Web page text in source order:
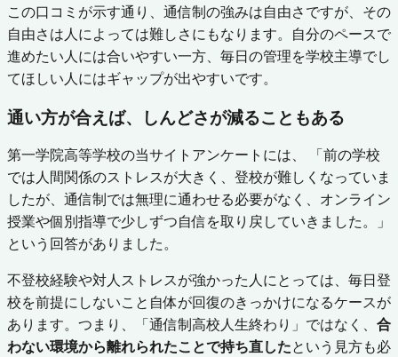
この口コミが示す通り、通信制の強みは自由さですが、その
自由さは人によっては難しさにもなります。自分のペースで
進めたい人には合いやすい一方、毎日の管理を学校主導でし
てほしい人にはギャップが出やすいです。
通い方が合えば、しんどさが減ることもある
第一学院高等学校の当サイトアンケートには、 「前の学校
では人間関係のストレスが大きく、登校が難しくなっていま
したが、通信制では無理に通わせる必要がなく、オンライン
授業や個別指導で少しずつ自信を取り戻していきました。」
という回答がありました。
不登校経験や対人ストレスが強かった人にとっては、毎日登
校を前提にしないこと自体が回復のきっかけになるケースが
あります。つまり、「通信制高校人生終わり」ではなく、 合
わない環境から離れられたことで持ち直したという見方も必